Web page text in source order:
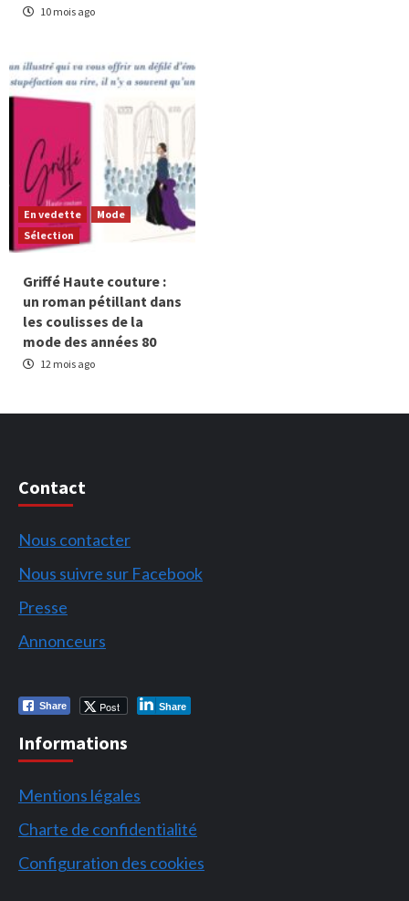
10 mois ago
En vedette
Mode
Sélection
Griffé Haute couture :
un roman pétillant dans
les coulisses de la
mode des années 80
12 mois ago
Contact
Nous contacter
Nous suivre sur Facebook
Presse
Annonceurs
Share Post Share
Informations
Mentions légales
Charte de confidentialité
Configuration des cookies